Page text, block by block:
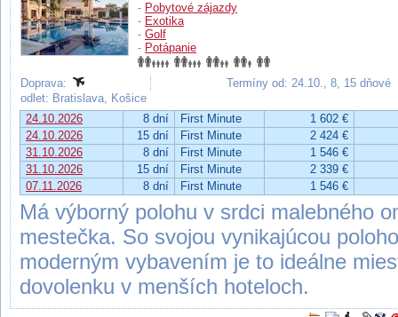
- Pobytové zájazdy
- Exotika
- Golf
- Potápanie
Doprava:
Termíny od: 24.10., 8, 15 dňové
odlet: Bratislava, Košice
24.10.2026
8 dní First Minute
1 602 €
24.10.2026
15 dní First Minute
2 424 €
31.10.2026
8 dní First Minute
1 546 €
31.10.2026
15 dní First Minute
2 339 €
07.11.2026
8 dní First Minute 1 546 €
Má výborný polohu v srdci malebného
mestečka. So svojou vynikajúcou
moderným vybavením je to ideálne
dovolenku v menších hoteloch.